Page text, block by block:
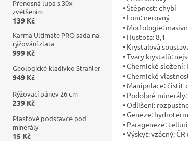
Přenosná lupa s 30x
zvětšením
139 Kč
Karma Ultimate PRO sada na
rýžování zlata
999 Kč
Geologické kladívko Strahler
949 Kč
Rýžovací pánev 26 cm
239 Kč
Plastové podstavce pod
minerály
15 Kč
• Štěpnost: chybí
• Lom: nerovný
• Morfologie:
• Hustota: 8,1
• Krystalová
• Tvary krystalů:
• Chemické složení:
• Chemické
• Manipulace: čistit
• Podobné
• Odlišení:
• Geneze:
• Parageneze:
• Výskyt: vzácný;